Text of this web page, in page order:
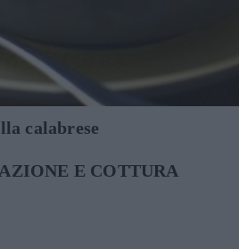
calabrese
E COTTURA